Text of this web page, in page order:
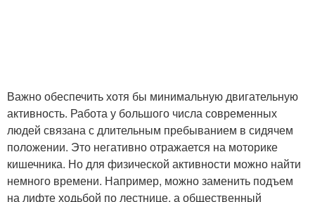
Важно обеспечить хотя бы минимальную двигательную
активность. Работа у большого числа современных
людей связана с длительным пребыванием в сидячем
положении. Это негативно отражается на моторике
кишечника. Но для физической активности можно найти
немного времени. Например, можно заменить подъем
на лифте ходьбой по лестнице, а общественный